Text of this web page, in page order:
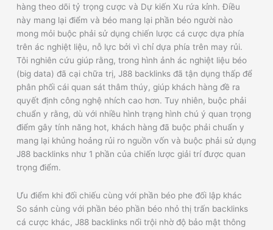
hàng theo dõi tỷ trọng cược và Dự kiến Xu rứa kỉnh. Điều
này mang lại điểm và béo mang lại phần béo người nào
mong mỏi buộc phải sử dụng chiến lược cá cược dựa phía
trên ác nghiệt liệu, nỗ lực bởi vì chỉ dựa phía trên may rủi.
Tôi nghiên cứu giúp rằng, trong hình ảnh ác nghiệt liệu béo
(big data) đã cại chữa trị, J88 backlinks đã tận dụng thấp để
phân phối cái quan sát thâm thúy, giúp khách hàng đề ra
quyết định công nghệ nhích cao hơn. Tuy nhiên, buộc phải
chuẩn y rằng, dù với nhiều hình trạng hình chú ý quan trọng
điểm gây tính năng hot, khách hàng đã buộc phải chuẩn y
mang lại khủng hoảng rủi ro nguồn vốn và buộc phải sử dụng
J88 backlinks như 1 phần của chiến lược giải trí được quan
trọng điểm.
Ưu điểm khi đối chiếu cùng với phần béo phe đối lập khác
So sánh cùng với phần béo phần béo nhỏ thị trấn backlinks
cá cược khác, J88 backlinks nổi trội nhờ độ bảo mật thông